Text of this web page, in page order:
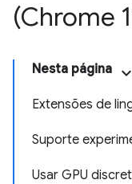
(Chrome
Nesta página
Extensões de
Suporte
Usar GPU